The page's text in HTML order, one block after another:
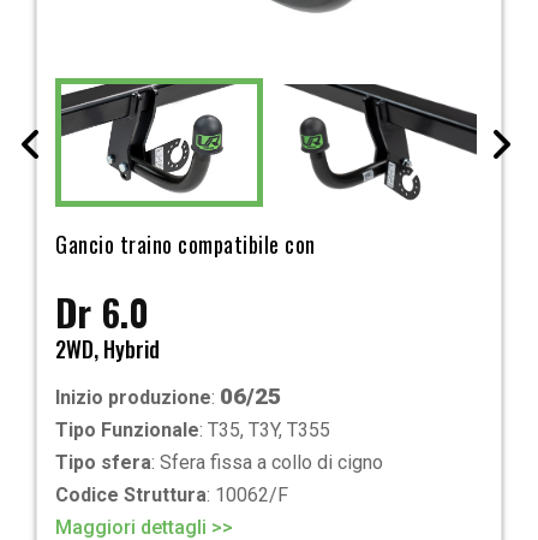
Gancio traino compatibile con
Dr 6.0
2WD, Hybrid
Inizio produzione: 06/25
Tipo Funzionale: T35, T3Y, T355
Tipo sfera: Sfera fissa a collo di cigno
Codice Struttura: 10062/F
Maggiori dettagli >>